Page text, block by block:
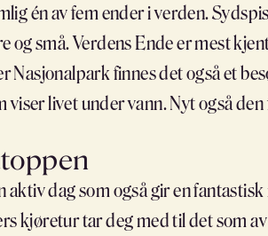
én av fem ender i verden.
og små. Verdens Ende er mest
Nasjonalpark finnes det også et
viser livet under vann. Nyt også
aktiv dag som også gir en
kjøretur tar deg med til det som